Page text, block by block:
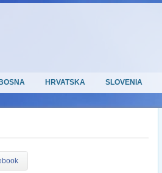
BOSNA HRVATSKA SLOVENIA